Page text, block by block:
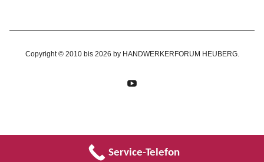
Copyright © 2010 bis 2026 by HANDWERKERFORUM HEUBERG
Service-Telefon